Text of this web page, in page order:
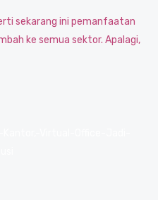
sekarang ini pemanfaatan
ke semua sektor. Apalagi,